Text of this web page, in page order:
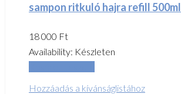
sampon ritkuló hajra refill 500ml
18 000 Ft
Availability: Készleten
Hozzáadás a kívánságlistához